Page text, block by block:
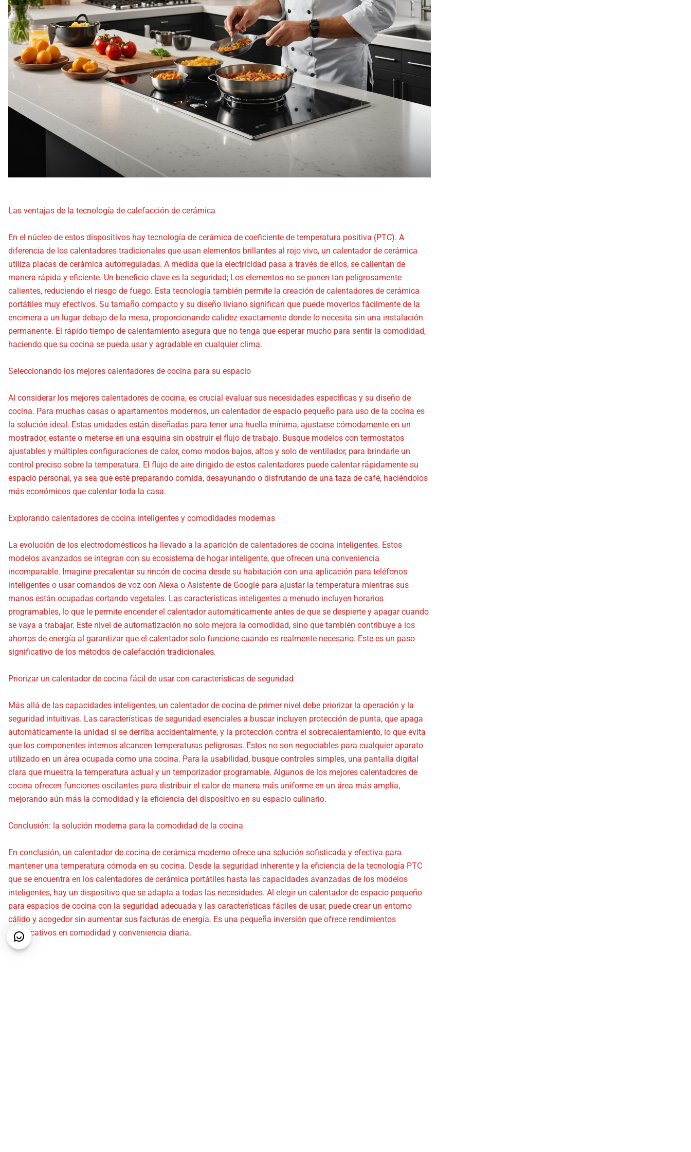
Las ventajas de la tecnología de calefacción de cerámica
En el núcleo de estos dispositivos hay tecnología de cerámica de coeficiente de temperatura positiva (PTC). A
diferencia de los calentadores tradicionales que usan elementos brillantes al rojo vivo, un calentador de cerámica
utiliza placas de cerámica autorreguladas. A medida que la electricidad pasa a través de ellos, se calientan de
manera rápida y eficiente. Un beneficio clave es la seguridad; Los elementos no se ponen tan peligrosamente
calientes, reduciendo el riesgo de fuego. Esta tecnología también permite la creación de calentadores de cerámica
portátiles muy efectivos. Su tamaño compacto y su diseño liviano significan que puede moverlos fácilmente de la
encimera a un lugar debajo de la mesa, proporcionando calidez exactamente donde lo necesita sin una instalación
permanente. El rápido tiempo de calentamiento asegura que no tenga que esperar mucho para sentir la comodidad,
haciendo que su cocina se pueda usar y agradable en cualquier clima.
Seleccionando los mejores calentadores de cocina para su espacio
Al considerar los mejores calentadores de cocina, es crucial evaluar sus necesidades específicas y su diseño de
cocina. Para muchas casas o apartamentos modernos, un calentador de espacio pequeño para uso de la cocina es
la solución ideal. Estas unidades están diseñadas para tener una huella mínima, ajustarse cómodamente en un
mostrador, estante o meterse en una esquina sin obstruir el flujo de trabajo. Busque modelos con termostatos
ajustables y múltiples configuraciones de calor, como modos bajos, altos y solo de ventilador, para brindarle un
control preciso sobre la temperatura. El flujo de aire dirigido de estos calentadores puede calentar rápidamente su
espacio personal, ya sea que esté preparando comida, desayunando o disfrutando de una taza de café, haciéndolos
más económicos que calentar toda la casa.
Explorando calentadores de cocina inteligentes y comodidades modernas
La evolución de los electrodomésticos ha llevado a la aparición de calentadores de cocina inteligentes. Estos
modelos avanzados se integran con su ecosistema de hogar inteligente, que ofrecen una conveniencia
incomparable. Imagine precalentar su rincón de cocina desde su habitación con una aplicación para teléfonos
inteligentes o usar comandos de voz con Alexa o Asistente de Google para ajustar la temperatura mientras sus
manos están ocupadas cortando vegetales. Las características inteligentes a menudo incluyen horarios
programables, lo que le permite encender el calentador automáticamente antes de que se despierte y apagar cuando
se vaya a trabajar. Este nivel de automatización no solo mejora la comodidad, sino que también contribuye a los
ahorros de energía al garantizar que el calentador solo funcione cuando es realmente necesario. Este es un paso
significativo de los métodos de calefacción tradicionales.
Priorizar un calentador de cocina fácil de usar con características de seguridad
Más allá de las capacidades inteligentes, un calentador de cocina de primer nivel debe priorizar la operación y la
seguridad intuitivas. Las características de seguridad esenciales a buscar incluyen protección de punta, que apaga
automáticamente la unidad si se derriba accidentalmente, y la protección contra el sobrecalentamiento, lo que evita
que los componentes internos alcancen temperaturas peligrosas. Estos no son negociables para cualquier aparato
utilizado en un área ocupada como una cocina. Para la usabilidad, busque controles simples, una pantalla digital
clara que muestra la temperatura actual y un temporizador programable. Algunos de los mejores calentadores de
cocina ofrecen funciones oscilantes para distribuir el calor de manera más uniforme en un área más amplia,
mejorando aún más la comodidad y la eficiencia del dispositivo en su espacio culinario.
Conclusión: la solución moderna para la comodidad de la cocina
En conclusión, un calentador de cocina de cerámica moderno ofrece una solución sofisticada y efectiva para
mantener una temperatura cómoda en su cocina. Desde la seguridad inherente y la eficiencia de la tecnología PTC
que se encuentra en los calentadores de cerámica portátiles hasta las capacidades avanzadas de los modelos
inteligentes, hay un dispositivo que se adapta a todas las necesidades. Al elegir un calentador de espacio pequeño
para espacios de cocina con la seguridad adecuada y las características fáciles de usar, puede crear un entorno
cálido y acogedor sin aumentar sus facturas de energía. Es una pequeña inversión que ofrece rendimientos
significativos en comodidad y conveniencia diaria.